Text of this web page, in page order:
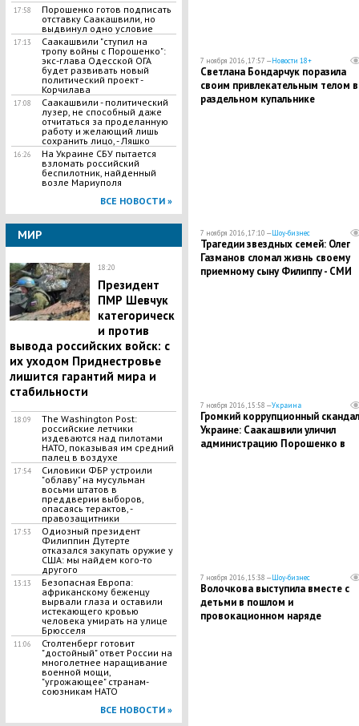
17:58
Порошенко готов подписать
отставку Саакашвили, но
выдвинул одно условие
17:13
Саакашвили "ступил на
тропу войны с Порошенко":
экс-глава Одесской ОГА
будет развивать новый
политический проект -
Корчилава
17:08
Саакашвили - политический
лузер, не способный даже
отчитаться за проделанную
работу и желающий лишь
сохранить лицо, - Ляшко
16:26
На Украине СБУ пытается
взломать российский
беспилотник, найденный
возле Мариуполя
ВСЕ НОВОСТИ »
МИР
18:20
Президент
ПМР Шевчук
категорическ
и против
вывода российских войск: с
их уходом Приднестровье
лишится гарантий мира и
стабильности
18:09
The Washington Post:
российские летчики
издеваются над пилотами
НАТО, показывая им средний
палец в воздухе
17:54
Силовики ФБР устроили
"облаву" на мусульман
восьми штатов в
преддверии выборов,
опасаясь терактов, -
правозащитники
17:53
Одиозный президент
Филиппин Дутерте
отказался закупать оружие у
США: мы найдем кого-то
другого
13:13
Безопасная Европа:
африканскому беженцу
вырвали глаза и оставили
истекающего кровью
человека умирать на улице
Брюсселя
11:06
Столтенберг готовит
"достойный" ответ России на
многолетнее наращивание
военной мощи,
"угрожающее" странам-
союзникам НАТО
ВСЕ НОВОСТИ »
7 ноября 2016, 17:57 —Новости 18+
Светлана Бондарчук поразила
своим привлекательным телом в
раздельном купальнике
7 ноября 2016, 17:10 —Шоу-бизнес
Трагедии звездных семей: Олег
Газманов сломал жизнь своему
приемному сыну Филиппу - СМИ
7 ноября 2016, 15:58 —Украина
Громкий коррупционный
Украине: Саакашвили уличил
администрацию Порошенко в
7 ноября 2016, 15:38 —Шоу-бизнес
Волочкова выступила вместе с
детьми в пошлом и
провокационном наряде